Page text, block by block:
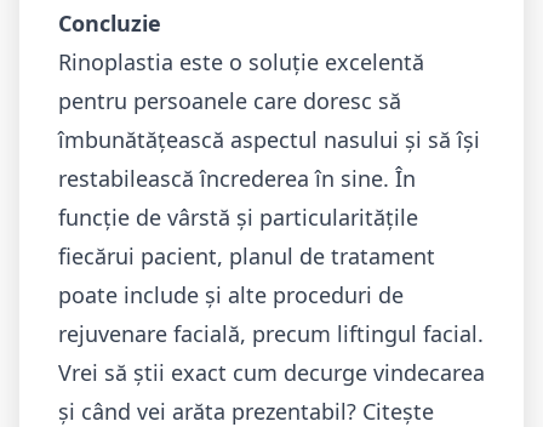
Concluzie
Rinoplastia este o soluție excelentă
pentru persoanele care doresc să
îmbunătățească aspectul nasului și să își
restabilească încrederea în sine. În
funcție de vârstă și particularitățile
fiecărui pacient, planul de tratament
poate include și alte proceduri de
rejuvenare facială, precum liftingul facial.
Vrei să știi exact cum decurge vindecarea
și când vei arăta prezentabil? Citește